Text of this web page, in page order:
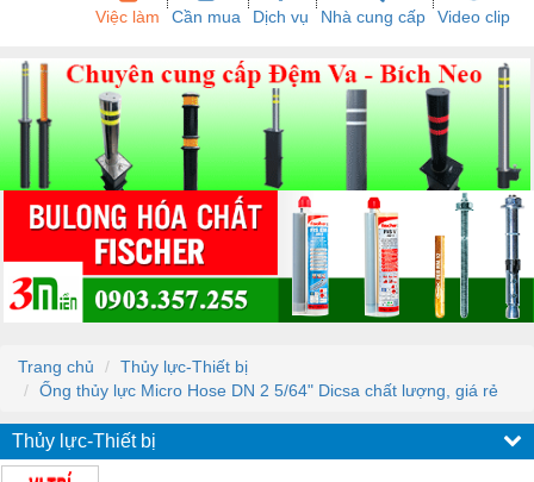
Việc làm Cần mua Dịch vụ Nhà cung cấp Video clip
Trang chủ
Thủy lực-Thiết bị
Ống thủy lực Micro Hose DN 2 5/64" Dicsa chất lượng, giá rẻ
Thủy lực-Thiết bị